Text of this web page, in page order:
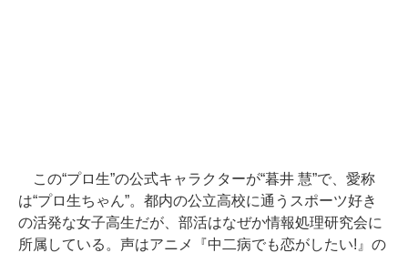
この“プロ生”の公式キャラクターが“暮井 慧”で、愛称
は“プロ生ちゃん”。都内の公立高校に通うスポーツ好き
の活発な女子高生だが、部活はなぜか情報処理研究会に
所属している。声はアニメ『中二病でも恋がしたい!』の